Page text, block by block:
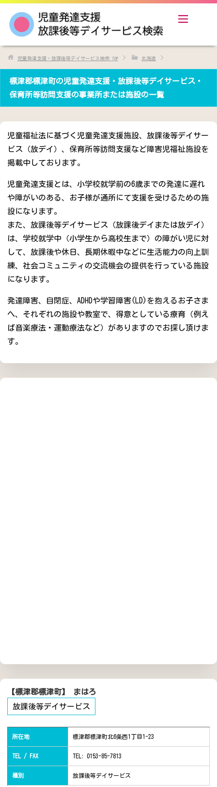
児童発達支援・放課後等デイサービス検索 TOP 北海道
標津郡標津町の児童発達支援・放課後等デイサービス・
保育所等訪問支援の事業所または施設の一覧
児童福祉法に基づく児童発達支援施設、放課後等デイサー
ビス（放デイ）、保育所等訪問支援など障害児福祉施設を
掲載中しております。
児童発達支援とは、小学校就学前の6歳までの発達に遅れ
や障がいのある、お子様が通所にて支援を受けるための施
設になります。
また、放課後等デイサービス（放課後デイまたは放デイ）
は、学校就学中（小学生から高校生まで）の障がい児に対
して、放課後や休日、長期休暇中などに生活能力の向上訓
練、社会コミュニティの交流機会の提供を行っている施設
になります。
発達障害、自閉症、ADHDや学習障害(LD)を抱えるお子さま
へ、それぞれの施設や教室で、得意としている療育（例え
ば音楽療法・運動療法など）がありますのでお探し頂けま
す。
【標津郡標津町】 まはろ
放課後等デイサービス
所在地 標津郡標津町北6条西1丁目1-23
TEL / FAX TEL: 0153-85-7813
種別 放課後等デイサービス